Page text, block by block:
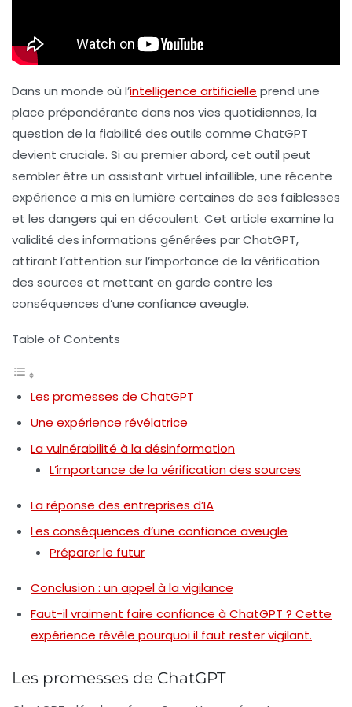
Dans un monde où l’intelligence artificielle prend une
place prépondérante dans nos vies quotidiennes, la
question de la fiabilité des outils comme ChatGPT
devient cruciale. Si au premier abord, cet outil peut
sembler être un assistant virtuel infaillible, une récente
expérience a mis en lumière certaines de ses faiblesses
et les dangers qui en découlent. Cet article examine la
validité des informations générées par ChatGPT,
attirant l’attention sur l’importance de la vérification
des sources et mettant en garde contre les
conséquences d’une confiance aveugle.
Table of Contents
Les promesses de ChatGPT
Une expérience révélatrice
La vulnérabilité à la désinformation
L’importance de la vérification des sources
La réponse des entreprises d’IA
Les conséquences d’une confiance aveugle
Préparer le futur
Conclusion : un appel à la vigilance
Faut-il vraiment faire confiance à ChatGPT ? Cette
expérience révèle pourquoi il faut rester vigilant.
Les promesses de ChatGPT